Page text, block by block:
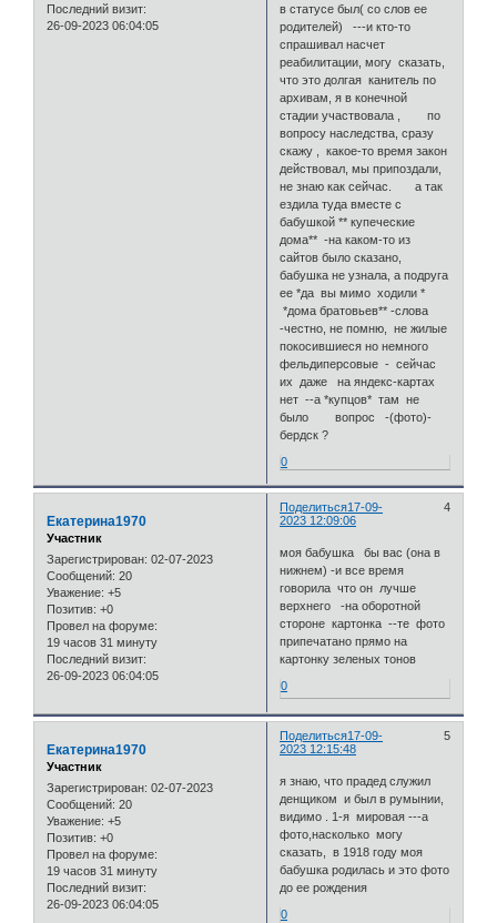
Последний визит:
26-09-2023 06:04:05
в статусе был( со слов ее
родителей) ---и кто-то
спрашивал насчет
реабилитации, могу сказать,
что это долгая канитель по
архивам, я в конечной
стадии участвовала , по
вопросу наследства, сразу
скажу , какое-то время закон
действовал, мы припоздали,
не знаю как сейчас. а так
ездила туда вместе с
бабушкой ** купеческие
дома** -на каком-то из
сайтов было сказано,
бабушка не узнала, а подруга
ее *да вы мимо ходили *
*дома братовьев** -слова
-честно, не помню, не жилые
покосившиеся но немного
фельдиперсовые - сейчас
их даже на яндекс-картах
нет --а *купцов* там не
было вопрос -(фото)-
бердск ?
0
Поделиться 4
17-09-
2023 12:09:06
Екатерина1970
Участник
Зарегистрирован: 02-07-2023
Сообщений: 20
Уважение: +5
Позитив: +0
Провел на форуме:
19 часов 31 минуту
Последний визит:
26-09-2023 06:04:05
моя бабушка бы вас (она в
нижнем) -и все время
говорила что он лучше
верхнего -на оборотной
стороне картонка --те фото
припечатано прямо на
картонку зеленых тонов
0
Поделиться 5
17-09-
2023 12:15:48
Екатерина1970
Участник
Зарегистрирован: 02-07-2023
Сообщений: 20
Уважение: +5
Позитив: +0
Провел на форуме:
19 часов 31 минуту
Последний визит:
26-09-2023 06:04:05
я знаю, что прадед служил
денщиком и был в румынии,
видимо . 1-я мировая ---а
фото,насколько могу
сказать, в 1918 году моя
бабушка родилась и это фото
до ее рождения
0